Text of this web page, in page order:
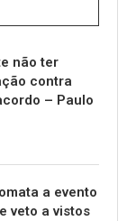
não ter
contra
– Paulo
a evento
veto a vistos